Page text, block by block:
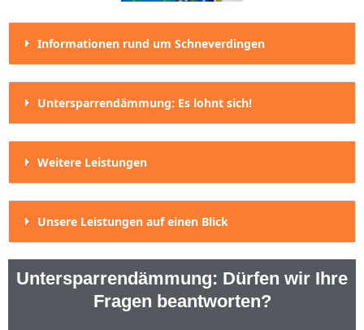
Informationen rund um Schneverdingen
Untersparrendämmung: Es lohnt sich!
Weitere Leistungen
Unsere Leistungen auf einen Blick
Untersparrendämmung: Dürfen wir Ihre
Fragen beantworten?